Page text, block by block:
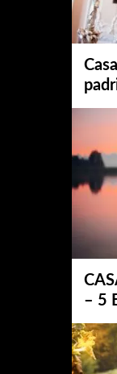
– 5